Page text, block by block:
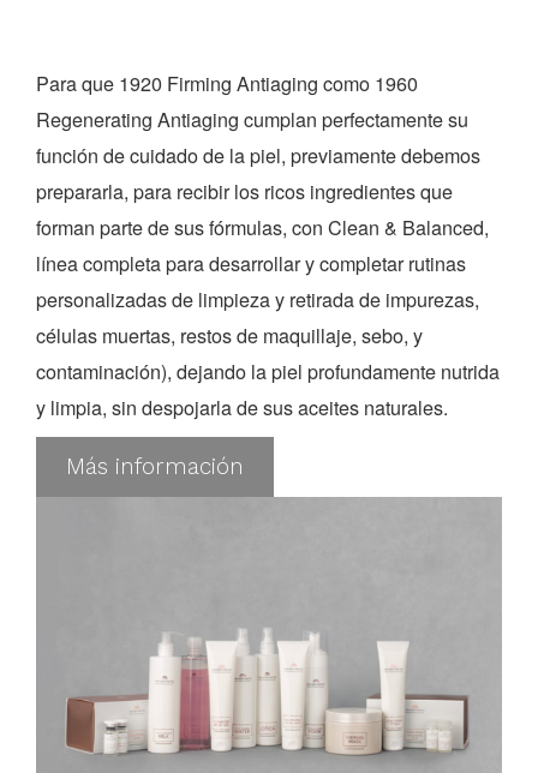
Para que 1920 Firming Antiaging como 1960
Regenerating Antiaging cumplan perfectamente su
función de cuidado de la piel, previamente debemos
prepararla, para recibir los ricos ingredientes que
forman parte de sus fórmulas, con Clean & Balanced,
línea completa para desarrollar y completar rutinas
personalizadas de limpieza y retirada de impurezas,
células muertas, restos de maquillaje, sebo, y
contaminación), dejando la piel profundamente nutrida
y limpia, sin despojarla de sus aceites naturales.
Más información